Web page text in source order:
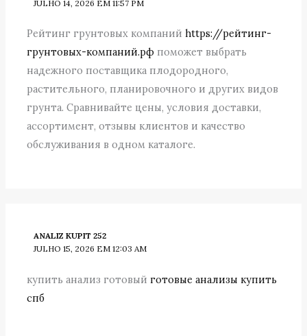
JULHO 14, 2026 EM 11:57 PM
Рейтинг грунтовых компанийhttps://рейтинг-
грунтовых-компаний.рф поможет выбрать
надежного поставщика плодородного,
растительного, планировочного и других видов
грунта. Сравнивайте цены, условия доставки,
ассортимент, отзывы клиентов и качество
обслуживания в одном каталоге.
ANALIZ KUPIT 252
JULHO 15, 2026 EM 12:03 AM
купить анализ готовыйготовые анализы купить
спб